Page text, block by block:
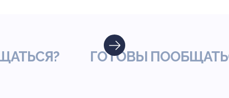
ГОТОВЫ